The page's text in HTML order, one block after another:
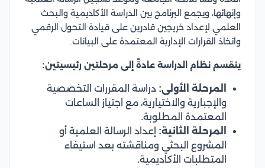
وإنهائها، ويجمع البرنامج بين الدراسة الأكاديمية والبحث
العلمي لإعداد خريجين قادرين على قيادة التحول الرقمي
واتخاذ القرارات الإدارية المعتمدة على البيانات.
ينقسم نظام الدراسة عادةً إلى مرحلتين رئيسيتين:
المرحلة الأولى: دراسة المقررات التخصصية
والإجبارية والاختيارية، مع اجتياز الساعات
المعتمدة المطلوبة.
المرحلة الثانية: إعداد الرسالة العلمية أو
المشروع البحثي ومناقشته بعد استيفاء
المتطلبات الأكاديمية.